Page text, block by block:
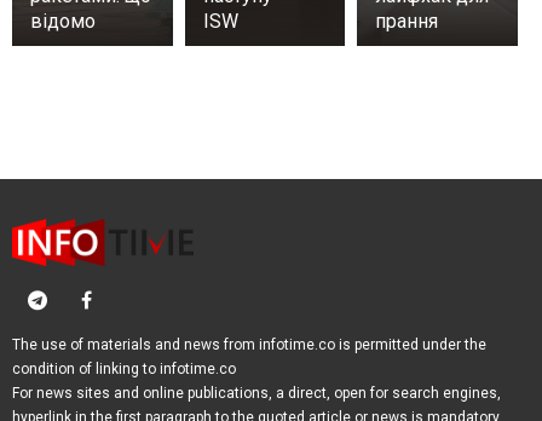
відомо
ISW
прання
The use of materials and news from infotime.co is permitted under the
condition of linking to infotime.co
For news sites and online publications, a direct, open for search engines,
hyperlink in the first paragraph to the quoted article or news is mandatory.